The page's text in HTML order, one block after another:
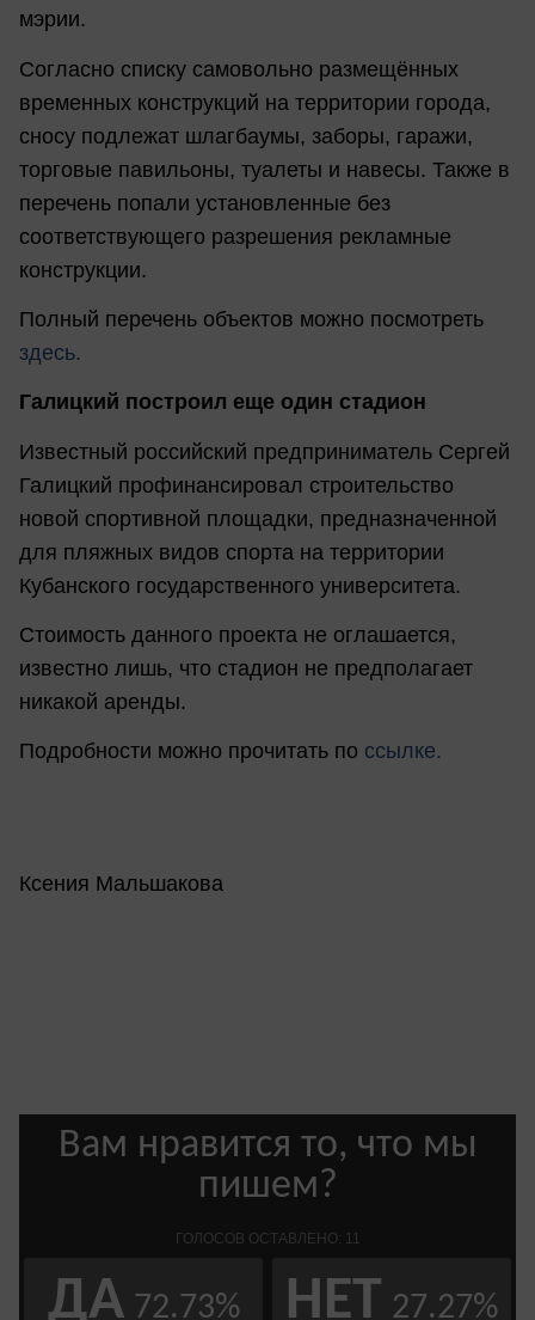
мэрии.
Согласно списку самовольно размещённых
временных конструкций на территории города,
сносу подлежат шлагбаумы, заборы, гаражи,
торговые павильоны, туалеты и навесы. Также в
перечень попали установленные без
соответствующего разрешения рекламные
конструкции.
Полный перечень объектов можно посмотреть
здесь.
Галицкий построил еще один стадион
Известный российский предприниматель Сергей
Галицкий профинансировал строительство
новой спортивной площадки, предназначенной
для пляжных видов спорта на территории
Кубанского государственного университета.
Стоимость данного проекта не оглашается,
известно лишь, что стадион не предполагает
никакой аренды.
Подробности можно прочитать по ссылке.
Ксения Мальшакова